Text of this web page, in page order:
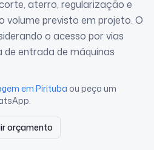
aterro, regularização e
previsto em projeto. O
o acesso por vias
de entrada de máquinas
em Pirituba ou peça um
orçamento